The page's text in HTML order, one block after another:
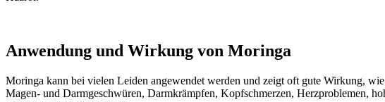
Anwendung und Wirkung von Moringa
Moringa kann bei vielen Leiden angewendet werden und zeigt oft gute Wirkung,
Magen- und Darmgeschwüren, Darmkrämpfen, Kopfschmerzen, Herzproblemen,